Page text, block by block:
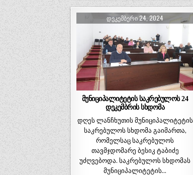
ᲓᲔᲙᲔᲛᲑᲔᲠᲘ 24, 2024
მუნიციპალიტეტის საკრებულოს 24
დეკემბრის სხდომა
დღეს ლანჩხუთის მუნიციპალიტეტის
საკრებულოს სხდომა გაიმართა,
რომელსაც საკრებულოს
თავმჯდომარე ბესიკ ტაბიძე
უძღვებოდა. საკრებულოს სხდომას
მუნიციპალიტეტის…